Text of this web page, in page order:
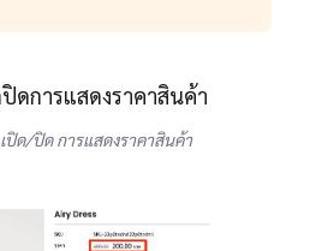
ปิด/ปิด การแสดงราคาสินค้า